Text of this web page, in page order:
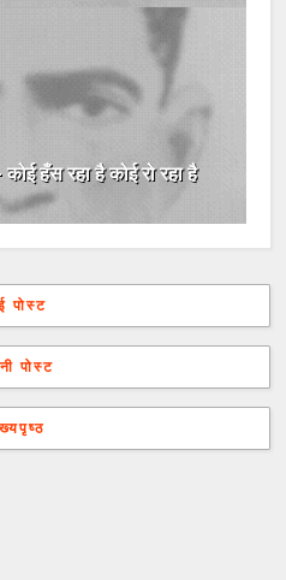
हँस रहा है कोई रो रहा है
पोस्ट
पोस्ट